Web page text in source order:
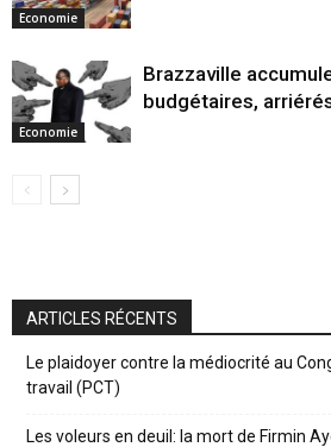
Economie
Economie
Brazzaville
budgétaires,
ARTICLES RÉCENTS
Le plaidoyer contre la médiocrité au
travail (PCT)
Les voleurs en deuil: la mort de Firmin